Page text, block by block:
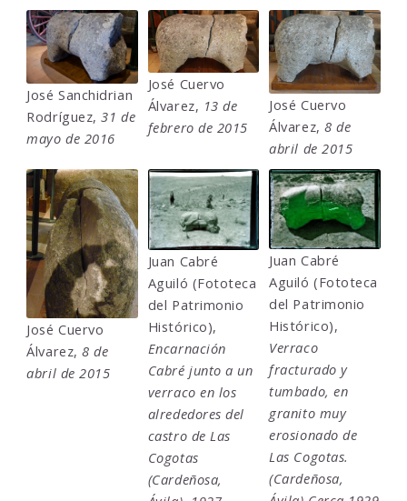
José Sanchidrian
Rodríguez,31 de
mayo de 2016
José Cuervo
Álvarez, 13 de
febrero de 2015
José Cuervo
Álvarez,8 de
abril de 2015
José Cuervo
Álvarez,8 de
abril de 2015
Juan Cabré
Aguiló (Fototeca
del Patrimonio
Histórico),
Encarnación
Cabré junto a un
verraco en los
alrededores del
castro de Las
Cogotas
(Cardeñosa,
Juan Cabré
Aguiló (Fototeca
del Patrimonio
Histórico),
Verraco
fracturado y
tumbado, en
granito muy
erosionado de
Las Cogotas.
(Cardeñosa,